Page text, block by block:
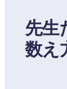
先生
数え